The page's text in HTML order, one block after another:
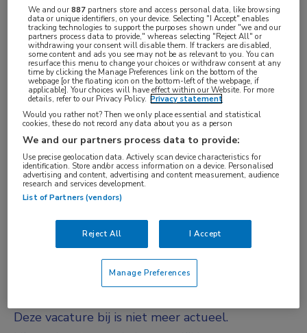
Analist
BRANCHE
Ziekenhuis
AANSTELLING
Tijdelijk met uitzicht op vast
PLAATSINGSDATUM
19 mei 2026
NIVEAU
HBO
ERVARING
Ervaren
DIENSTVERBAND
Niet nader bepaald
Vacature niet beschikbaar
Deze vacature bij is niet meer actueel.
We and our887 partners store and access personal data, like browsing
data or unique identifiers, on your device. Selecting "I Accept" enables
tracking technologies to support the purposes shown under "we and our
partners process data to provide," whereas selecting "Reject All" or
withdrawing your consent will disable them. If trackers are disabled,
some content and ads you see may not be as relevant to you. You can
resurface this menu to change your choices or withdraw consent at any
time by clicking the Manage Preferences link on the bottom of the
webpage [or the floating icon on the bottom-left of the webpage, if
applicable]. Your choices will have effect within our Website. For more
details, refer to our Privacy Policy. Privacy statement
Would you rather not? Then we only place essential and statistical
cookies, these do not record any data about you as a person
We and our partners process data to provide:
Use precise geolocation data. Actively scan device characteristics for
identification. Store and/or access information on a device. Personalised
advertising and content, advertising and content measurement, audience
research and services development.
List of Partners (vendors)
Reject All I Accept
Manage Preferences